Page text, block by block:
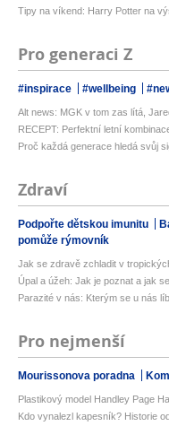
Tipy na víkend: Harry Potter na
Pro generaci Z
#inspirace #wellbeing
Alt news: MGK v tom zas lítá,
RECEPT: Perfektní letní
Proč každá generace hledá svůj
Zdraví
Podpořte dětskou imunitu
pomůže rýmovník
Jak se zdravě zchladit v
Úpal a úžeh: Jak je poznat a jak
Parazité v nás: Kterým se u nás
Pro nejmenší
Mourissonova poradna
Plastikový model Handley Page
Kdo vynalezl kapesník? Historie